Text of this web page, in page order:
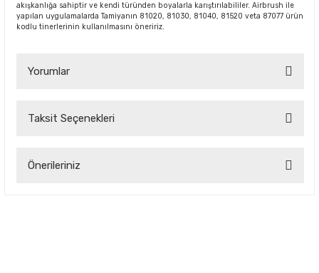
akışkanlığa sahiptir ve kendi türünden boyalarla karıştırılabililer. Airbrush ile
yapılan uygulamalarda Tamiyanın 81020, 81030, 81040, 81520 veta 87077 ürün
kodlu tinerlerinin kullanılmasını öneririz.
Yorumlar
Taksit Seçenekleri
Önerileriniz